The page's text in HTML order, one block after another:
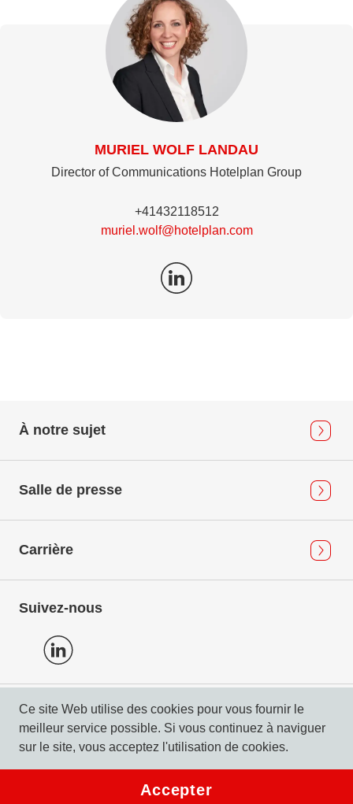
MURIEL WOLF LANDAU
Director of Communications Hotelplan Group
+41432118512
muriel.wolf@hotelplan.com
À notre sujet
Salle de presse
Carrière
Suivez-nous
Protection des données
Mentions légales & Compliance
Ce site Web utilise des cookies pour vous fournir le
meilleur service possible. Si vous continuez à naviguer
sur le site, vous acceptez l'utilisation de cookies.
Accepter